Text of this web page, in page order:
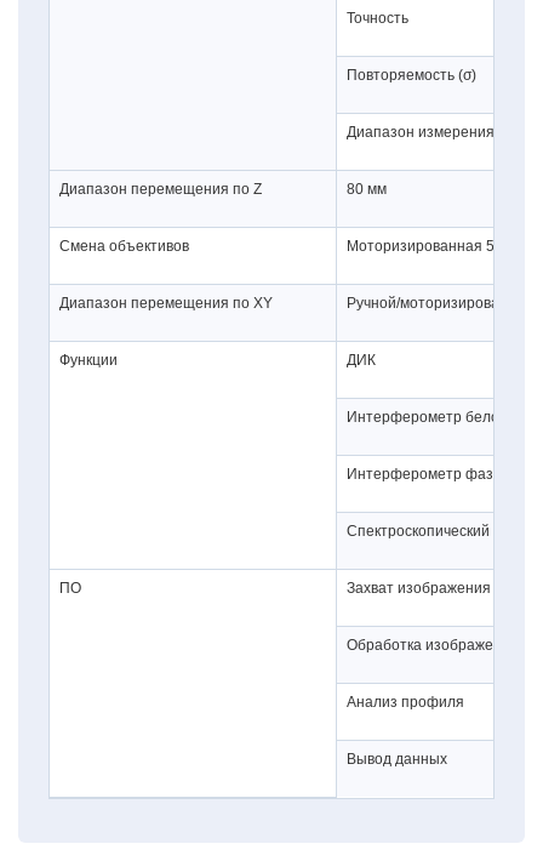
Точность
Повторяемость (σ)
Диапазон измерения
Диапазон перемещения по Z 80 мм
Смена объективов Моторизированная 5-
Диапазон перемещения по XY Ручной/
Функции ДИК
Интерферометр белого
Интерферометр фазового
Спектроскопический
ПО Захват изображения
Обработка изображений
Анализ профиля
Вывод данных